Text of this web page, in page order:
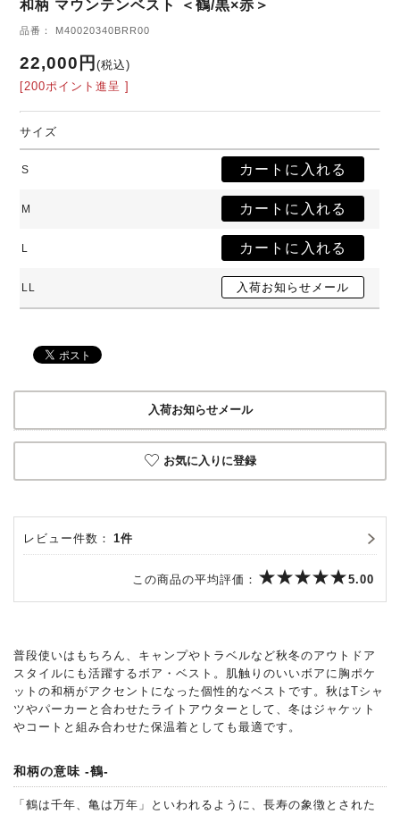
和柄 マウンテンベスト ＜鶴/黒×赤＞
品番： M40020340BRR00
22,000円(税込)
[200ポイント進呈 ]
サイズ
S
M
L
LL
入荷お知らせメール
お気に入りに登録
レビュー件数： 1件
この商品の平均評価： 5.00
普段使いはもちろん、キャンプやトラベルなど秋冬のアウトドア
スタイルにも活躍するボア・ベスト。肌触りのいいボアに胸ポケ
ットの和柄がアクセントになった個性的なベストです。秋はTシャ
ツやパーカーと合わせたライトアウターとして、冬はジャケット
やコートと組み合わせた保温着としても最適です。
和柄の意味 -鶴-
「鶴は千年、亀は万年」といわれるように、長寿の象徴とされた